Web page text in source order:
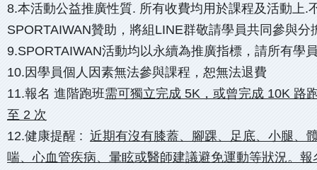
8.本活動公益推廣性質. 所有收費均用於課程及活動上.
SPORTAIWAN贊助，將組LINE群敬請學員共同參與分
9.SPORTAIWAN活動均以永續為推廣指標，請所有學
10.因學員個人因素無法參與課程，恕無法退費
11.報名 進階跑班需可獨立完成 5K，或曾完成 10K 路
至 2 次
12.健康提醒 : 近期有沒有膝蓋、腳踝、足底、小腿、
喘、心血管疾病、暈眩或醫師建議避免運動等狀況。